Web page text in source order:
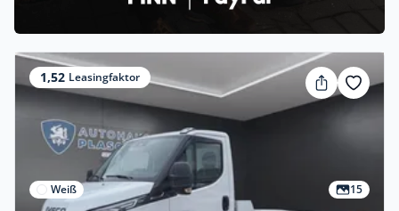
1,52 Leasingfaktor
Weiß 15